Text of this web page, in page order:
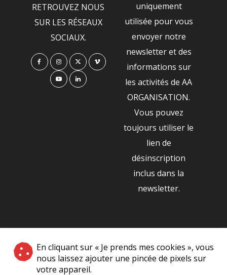
En cliquant sur « Je prends mes cookies », vous
nous laissez ajouter une pincée de pixels sur
votre appareil.
RETROUVEZ NOUS
SUR LES RÉSEAUX
SOCIAUX.
uniquement
utilisée pour vous
envoyer notre
newsletter et des
informations sur
les activités de AA
ORGANISATION.
Vous pouvez
toujours utiliser le
lien de
désinscription
inclus dans la
newsletter.
NOS PARTENAIRES
|